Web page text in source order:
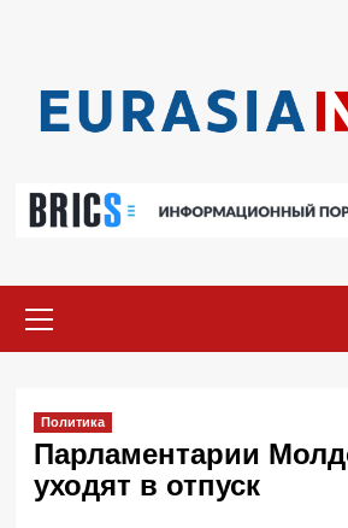
меню
Политика
Парламентарии
уходят в отпуск